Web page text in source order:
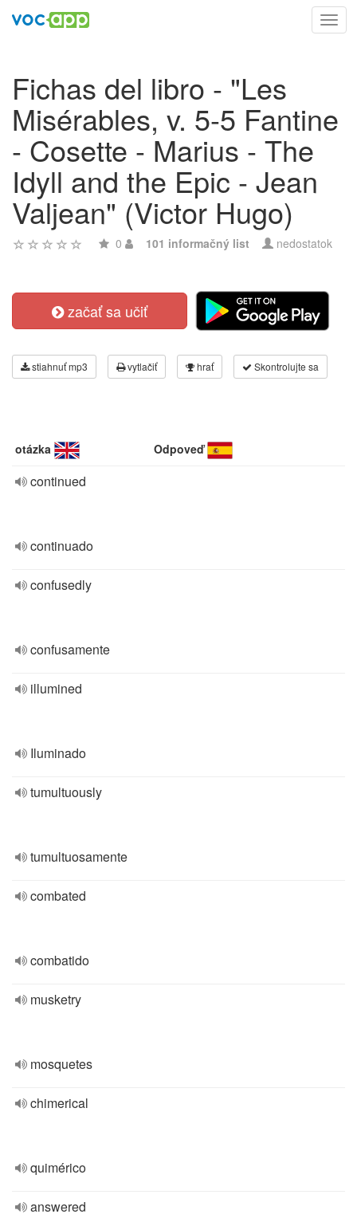
Fichas del libro - "Les
Misérables, v. 5-5 Fantine
- Cosette - Marius - The
Idyll and the Epic - Jean
Valjean" (Victor Hugo)
0 101 informačný list nedostatok
začať sa učiť
stiahnuť mp3 vytlačiť hrať Skontrolujte sa
otázka Odpoveď
continued
continuado
confusedly
confusamente
illumined
Iluminado
tumultuously
tumultuosamente
combated
combatido
musketry
mosquetes
chimerical
quimérico
answered